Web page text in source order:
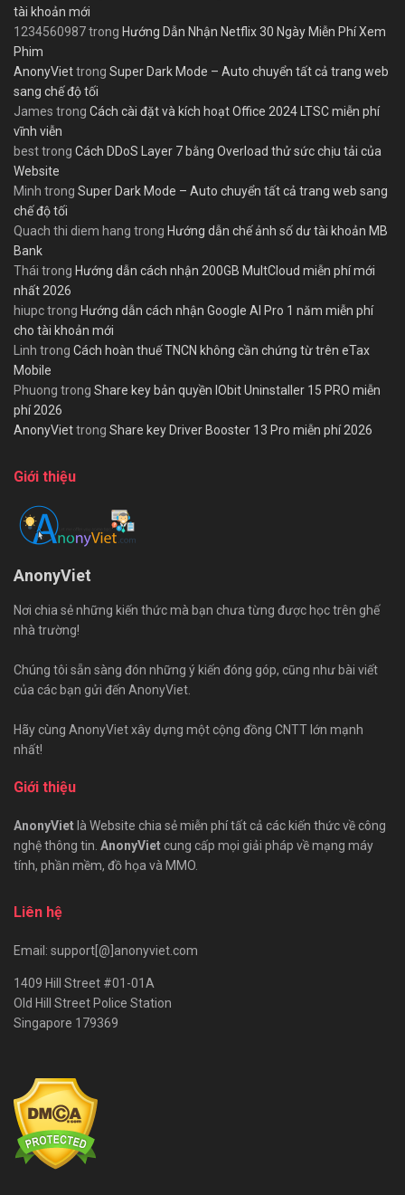
tài khoản mới
1234560987trong Hướng Dẫn Nhận Netflix 30 Ngày Miễn Phí Xem
Phim
AnonyViettrong Super Dark Mode – Auto chuyển tất cả trang web
sang chế độ tối
James trong Cách cài đặt và kích hoạt Office 2024 LTSC miễn phí
vĩnh viễn
besttrong Cách DDoS Layer 7 bằng Overload thử sức chịu tải của
Website
Minh trong Super Dark Mode – Auto chuyển tất cả trang web sang
chế độ tối
Quach thi diem hang trong Hướng dẫn chế ảnh số dư tài khoản MB
Bank
Thái trong Hướng dẫn cách nhận 200GB MultCloud miễn phí mới
nhất 2026
hiupctrong Hướng dẫn cách nhận Google AI Pro 1 năm miễn phí
cho tài khoản mới
Linh trong Cách hoàn thuế TNCN không cần chứng từ trên eTax
Mobile
Phuong trong Share key bản quyền IObit Uninstaller 15 PRO miễn
phí 2026
AnonyViettrong Share key Driver Booster 13 Pro miễn phí 2026
Giới thiệu
AnonyViet
Nơi chia sẻ những kiến thức mà bạn chưa từng được học trên ghế
nhà trường!
Chúng tôi sẵn sàng đón những ý kiến đóng góp, cũng như bài viết
của các bạn gửi đến AnonyViet.
Hãy cùng AnonyViet xây dựng một cộng đồng CNTT lớn mạnh
nhất!
Giới thiệu
AnonyViet là Website chia sẻ miễn phí tất cả các kiến thức về công
nghệ thông tin. AnonyViet cung cấp mọi giải pháp về mạng máy
tính, phần mềm, đồ họa và MMO.
Liên hệ
Email: support[@]anonyviet.com
1409 Hill Street #01-01A
Old Hill Street Police Station
Singapore 179369